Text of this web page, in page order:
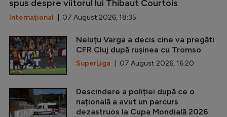
spus despre viitorul lui Thibaut Courtois
Internațional | 07 August 2026, 18:35
Neluțu Varga a decis cine va pregăti
CFR Cluj după rușinea cu Tromso
SuperLiga | 07 August 2026, 16:20
Descindere a poliției după ce o
națională a avut un parcurs
dezastruos la Cupa Mondială 2026